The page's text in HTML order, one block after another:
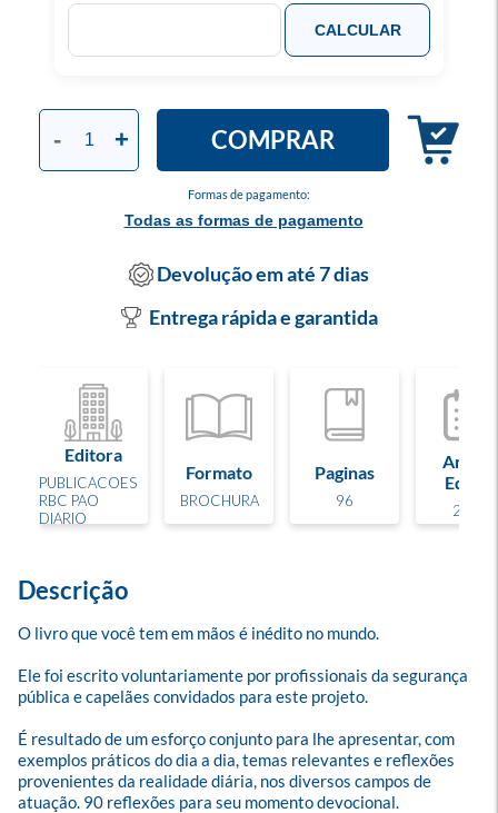
Formas de pagamento:
Todas as formas de pagamento
- + COMPRAR
CALCULAR
Devolução em até 7 dias
Entrega rápida e garantida
Editora
PUBLICACOES
RBC PAO
DIARIO
Formato
BROCHURA
Paginas
96
Ano de
Edição
2024
Descrição
O livro que você tem em mãos é inédito no mundo.
Ele foi escrito voluntariamente por profissionais da segurança
pública e capelães convidados para este projeto.
É resultado de um esforço conjunto para lhe apresentar, com
exemplos práticos do dia a dia, temas relevantes e reflexões
provenientes da realidade diária, nos diversos campos de
atuação. 90 reflexões para seu momento devocional.